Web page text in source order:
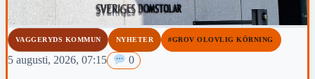
VAGGERYDS KOMMUN NYHETER #GROV OLOVLIG KÖRNING
5 augusti, 2026, 07:15 0